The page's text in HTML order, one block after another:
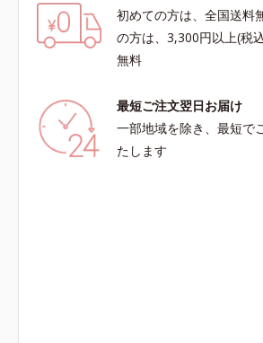
初めての方は、全国送料
の方は、3,300円以上(税
無料
最短ご注文翌日お届け
一部地域を除き、最短で
たします